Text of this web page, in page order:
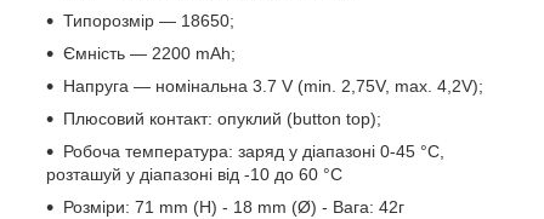
Типорозмір — 18650;
Ємність — 2200 mAh;
Напруга — номінальна 3.7 V (min. 2,75V, max. 4,2V);
Плюсовий контакт: опуклий (button top);
Робоча температура: заряд у діапазоні 0-45 °C,
розташуй у діапазоні від -10 до 60 °C
Розміри: 71 mm (H) - 18 mm (Ø) - Вага: 42г